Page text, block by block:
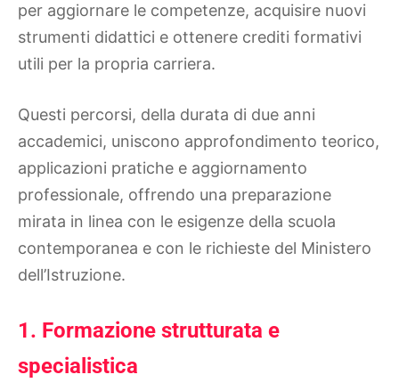
per aggiornare le competenze, acquisire nuovi
strumenti didattici e ottenere crediti formativi
utili per la propria carriera.
Questi percorsi, della durata di due anni
accademici, uniscono approfondimento teorico,
applicazioni pratiche e aggiornamento
professionale, offrendo una preparazione
mirata in linea con le esigenze della scuola
contemporanea e con le richieste del Ministero
dell’Istruzione.
1. Formazione strutturata e
specialistica